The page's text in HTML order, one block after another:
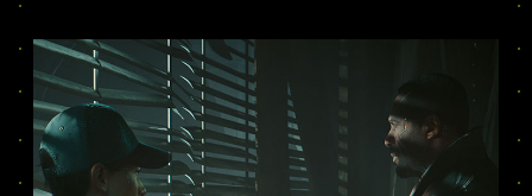
enemigos desde lejos o infíltrate con sigilo
en lugares fuertemente vigilados.